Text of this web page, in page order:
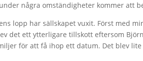
några omständigheter kommer att
lopp har sällskapet vuxit. Först med
det ett ytterligare tillskott eftersom
för att få ihop ett datum. Det blev lite